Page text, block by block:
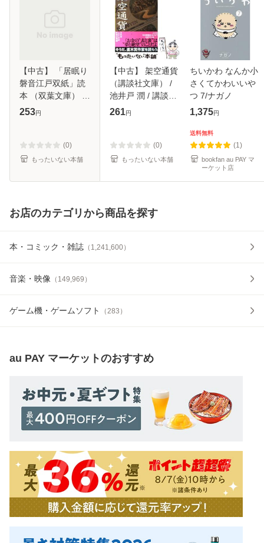
【中古】 「居眠り
磐音江戸双紙」読
本 （双葉文庫） /
佐伯 泰英 / 双葉社
253円
(0)
もったいない本舗
【中古】 架空通貨
（講談社文庫） /
池井戸 潤 / 講談社
[文庫]【メール便送
261円
(0)
もったいない本舗
ちいかわ なんか小
さくてかわいいや
つ 7/ナガノ
1,375円
送料無料
(1)
bookfan au PAY マ
ーケット店
お店のカテゴリから商品を探す
本・コミック・雑誌 （ 1,241,600）
音楽・映像 （ 149,969 ）
ゲーム機・ゲームソフト （283 ）
au PAY マーケットのおすすめ